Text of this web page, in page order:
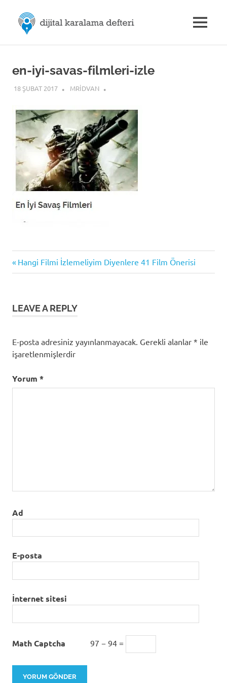
content
M.Rıdvan
ÖZDEMİR
|
MENU
en-iyi-savas-filmleri-izle
18 ŞUBAT 2017 MRIDVAN
Yazı
Previous
Post:
Hangi Filmi İzlemeliyim Diyenlere 41 Film Önerisi
LEAVE A REPLY
E-posta adresiniz yayınlanmayacak. Gerekli alanlar * ile
işaretlenmişlerdir
Yorum *
Ad
E-posta
İnternet sitesi
Math Captcha 97 − 94 =